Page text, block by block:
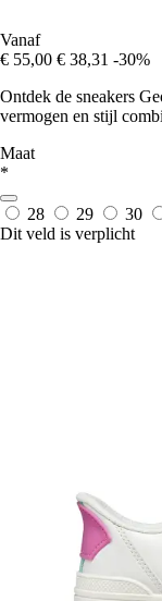
Vanaf
€ 55,00 € 38,31 -30%
Ontdek de sneakers
vermogen en stijl
Maat
*
28 29 30
Dit veld is verplicht